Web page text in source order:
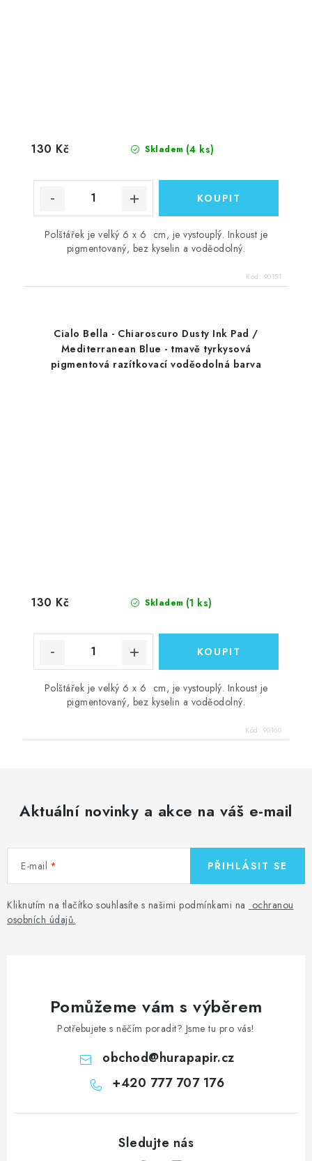
Skladem (4 ks)
130 Kč
Polštářek je velký 6 x 6 cm, je vystouplý. Inkoust je
pigmentovaný, bez kyselin a voděodolný.
Kód: 90151
Cialo Bella - Chiaroscuro Dusty Ink Pad /
Mediterranean Blue - tmavě tyrkysová
pigmentová razítkovací voděodolná barva
Skladem (1 ks)
130 Kč
Polštářek je velký 6 x 6 cm, je vystouplý. Inkoust je
pigmentovaný, bez kyselin a voděodolný.
Kód: 90160
Aktuální novinky a akce na váš e-mail
E-mail
Kliknutím na tlačítko souhlasíte s našimi podmínkami na ochranou
osobních údajů.
PŘIHLÁSIT SE
Pomůžeme vám s výběrem
Potřebujete s něčím poradit? Jsme tu pro vás!
obchod@hurapapir.cz
+420 777 707 176